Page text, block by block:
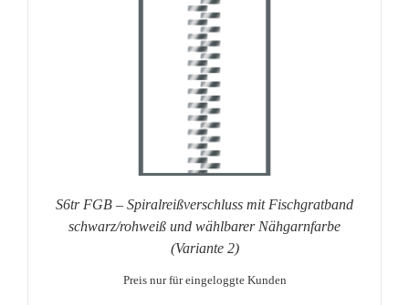
S6tr FGB – Spiralreißverschluss mit Fischgratband
schwarz/rohweiß und wählbarer Nähgarnfarbe
(Variante 2)
Preis nur für eingeloggte Kunden